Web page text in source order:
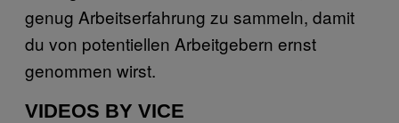
genug Arbeitserfahrung zu sammeln, damit
du von potentiellen Arbeitgebern ernst
genommen wirst.
VIDEOS BY VICE